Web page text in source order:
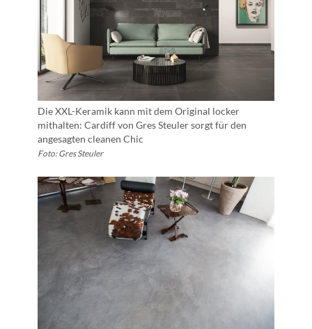
Die XXL-Keramik kann mit dem Original locker
mithalten: Cardiff von Gres Steuler sorgt für den
angesagten cleanen Chic
Foto: Gres Steuler